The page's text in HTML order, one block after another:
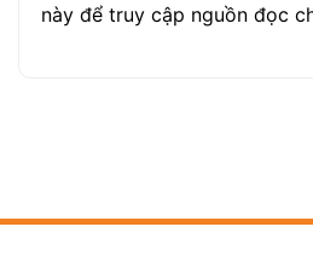
này để truy cập nguồn đọc